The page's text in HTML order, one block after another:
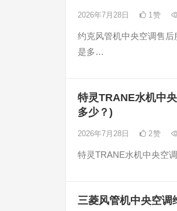
2026年7月28日 1赞
约克风管机中央空调售
是多…
特灵TRANE水机中
多少？)
2026年7月28日 2赞
特灵TRANE水机中央空
三菱风管机中央空调